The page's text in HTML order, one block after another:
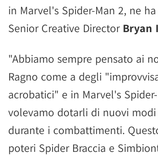
in Marvel's Spider-Man 2, ne
Senior Creative Director Bryan
"Abbiamo sempre pensato ai
Ragno come a degli
acrobatici" e in Marvel's
volevamo dotarli di nuovi
durante i combattimenti.
poteri Spider Braccia e